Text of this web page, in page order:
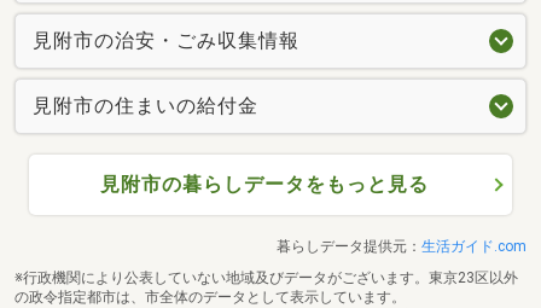
見附市の治安・ごみ収集情報
見附市の住まいの給付金
見附市の暮らしデータをもっと見る
暮らしデータ提供元： 生活ガイド.com
※行政機関により公表していない地域及びデータがございます。東京23区以外
の政令指定都市は、市全体のデータとして表示しています。